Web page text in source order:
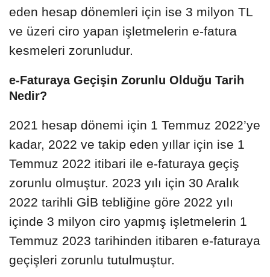
eden hesap dönemleri için ise 3 milyon TL
ve üzeri ciro yapan işletmelerin e-fatura
kesmeleri zorunludur.
e-Faturaya Geçişin Zorunlu Olduğu Tarih
Nedir?
2021 hesap dönemi için 1 Temmuz 2022’ye
kadar, 2022 ve takip eden yıllar için ise 1
Temmuz 2022 itibari ile e-faturaya geçiş
zorunlu olmuştur. 2023 yılı için 30 Aralık
2022 tarihli GİB tebliğine göre 2022 yılı
içinde 3 milyon ciro yapmış işletmelerin 1
Temmuz 2023 tarihinden itibaren e-faturaya
geçişleri zorunlu tutulmuştur.